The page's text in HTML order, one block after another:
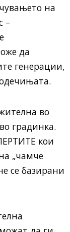
на
–
да
генерации,
во
градинка.
кои
„чамче
се базирани